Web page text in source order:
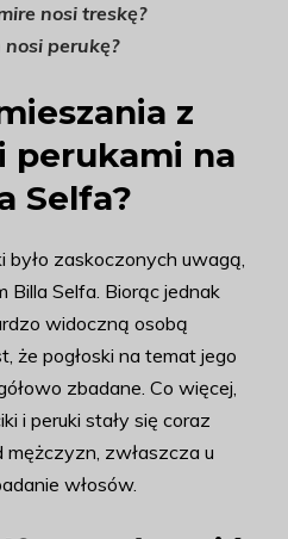
nosi treskę?
nosi perukę?
z
perukami na
Selfa?
zaskoczonych uwagą,
Billa Selfa. Biorąc jednak
widoczną osobą
że pogłoski na temat jego
zbadane. Co więcej,
i peruki stały się coraz
mężczyzn, zwłaszcza u
włosów.